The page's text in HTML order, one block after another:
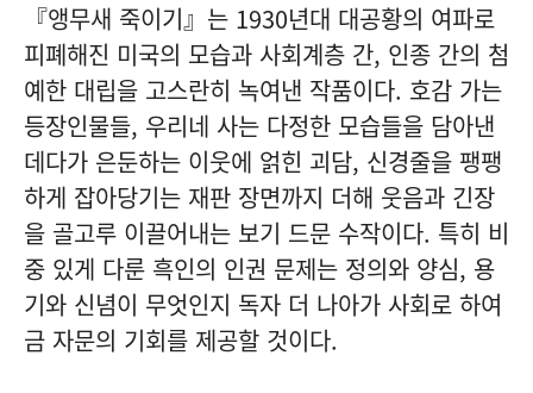
『앵무새 죽이기』는 1930년대 대공황의 여파로
피폐해진 미국의 모습과 사회계층 간, 인종 간의 첨
예한 대립을 고스란히 녹여낸 작품이다. 호감 가는
등장인물들, 우리네 사는 다정한 모습들을 담아낸
데다가 은둔하는 이웃에 얽힌 괴담, 신경줄을 팽팽
하게 잡아당기는 재판 장면까지 더해 웃음과 긴장
을 골고루 이끌어내는 보기 드문 수작이다. 특히 비
중 있게 다룬 흑인의 인권 문제는 정의와 양심, 용
기와 신념이 무엇인지 독자 더 나아가 사회로 하여
금 자문의 기회를 제공할 것이다.